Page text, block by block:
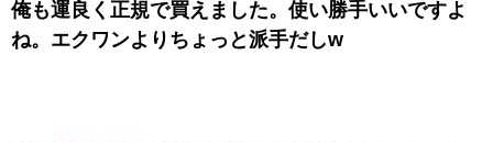
俺も運良く正規で買えました。使い勝手いいですよ
ね。エクワンよりちょっと派手だしw